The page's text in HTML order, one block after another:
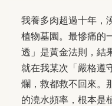
我養多肉超過十年，
植物墓園。最慘痛的
透」是黃金法則，結
就在我某次「嚴格遵
爛，救都救不回來。
的澆水頻率，根本是